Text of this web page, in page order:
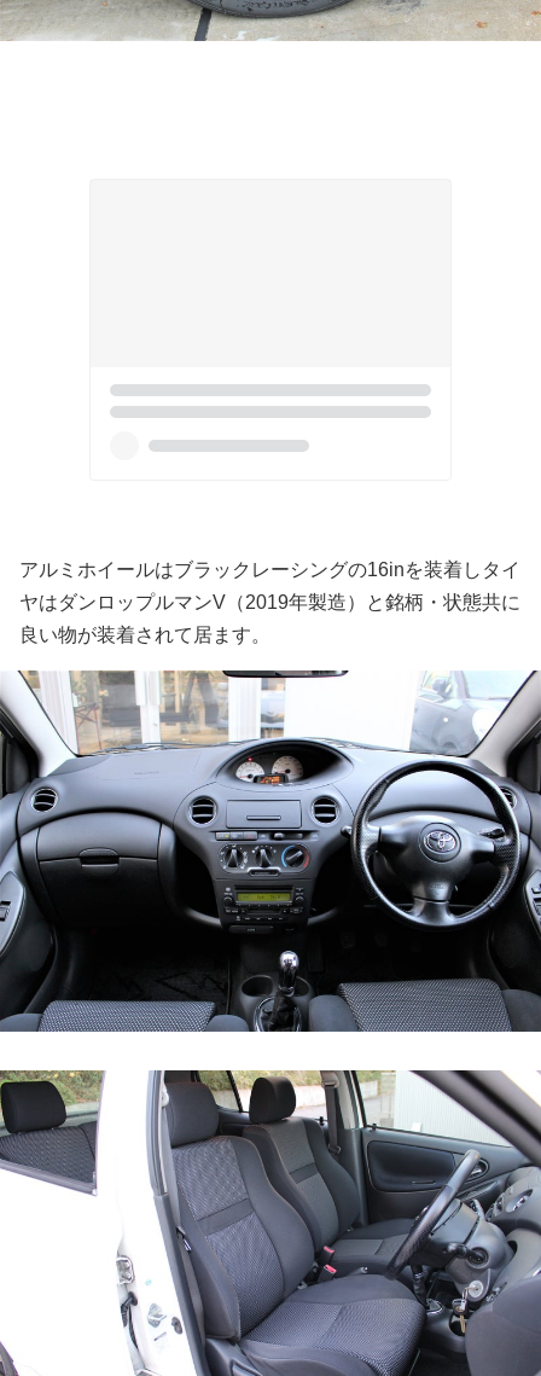
アルミホイールはブラックレーシングの16inを装着しタイ
ヤはダンロップルマンV（2019年製造）と銘柄・状態共に
良い物が装着されて居ます。